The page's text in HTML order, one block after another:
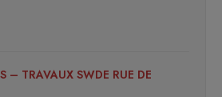
– TRAVAUX SWDE RUE DE